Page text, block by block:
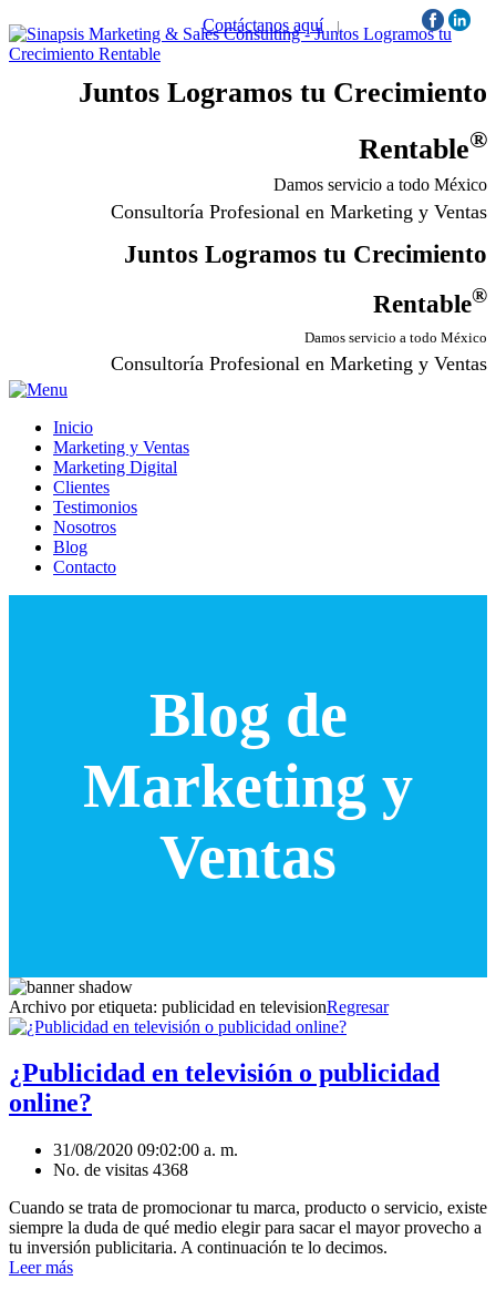
Contáctanos aquí | Síguenos:
Juntos Logramos tu Crecimiento
Rentable®
Damos servicio a todo México
Consultoría Profesional en Marketing y Ventas
Juntos Logramos tu Crecimiento
Rentable®
Damos servicio a todo México
Consultoría Profesional en Marketing y Ventas
Inicio
Marketing y Ventas
Marketing Digital
Clientes
Testimonios
Nosotros
Blog
Contacto
Blog de
Marketing y
Ventas
Archivo por etiqueta: publicidad en televisionRegresar
¿Publicidad en televisión o publicidad
online?
31/08/2020 09:02:00 a. m.
No. de visitas 4368
Cuando se trata de promocionar tu marca, producto o servicio, existe
siempre la duda de qué medio elegir para sacar el mayor provecho a
tu inversión publicitaria. A continuación te lo decimos.
Leer más